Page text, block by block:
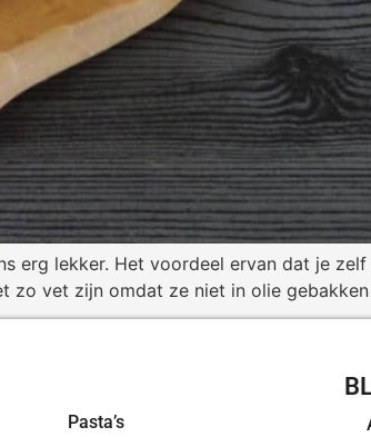
erg lekker. Het voordeel ervan dat je
zo vet zijn omdat ze niet in olie
Pasta’s